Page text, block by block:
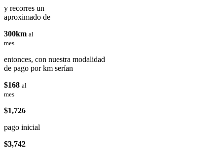
y recorres un
aproximado de
300km al
mes
entonces, con nuestra modalidad
de pago por km serían
$168 al
mes
$1,726
pago inicial
$3,742